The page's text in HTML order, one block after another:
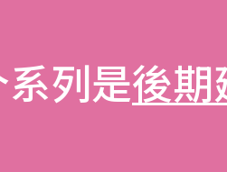
列是後期